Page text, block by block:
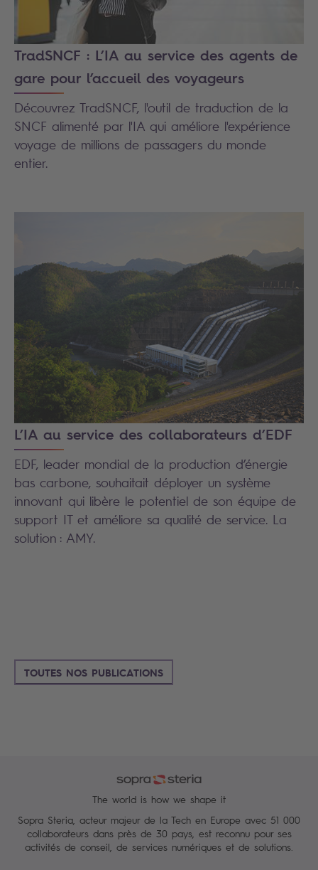
TradSNCF : L’IA au service des agents de
gare pour l’accueil des voyageurs
Découvrez TradSNCF, l'outil de traduction de la
SNCF alimenté par l'IA qui améliore l'expérience
voyage de millions de passagers du monde
entier.
L’IA au service des collaborateurs d’EDF
EDF, leader mondial de la production d’énergie
bas carbone, souhaitait déployer un système
innovant qui libère le potentiel de son équipe de
support IT et améliore sa qualité de service. La
solution : AMY.
TOUTES NOS PUBLICATIONS
The world is how we shape it
Sopra Steria, acteur majeur de la Tech en Europe avec 51 000
collaborateurs dans près de 30 pays, est reconnu pour ses
activités de conseil, de services numériques et de solutions.